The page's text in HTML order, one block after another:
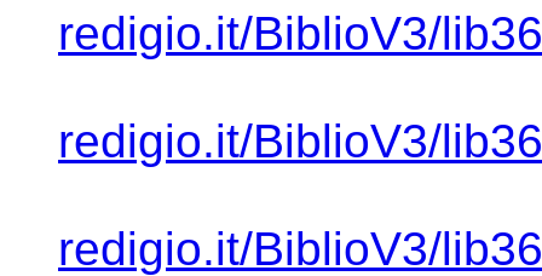
redigio.it/BiblioV3/
redigio.it/BiblioV3/
redigio.it/BiblioV3/